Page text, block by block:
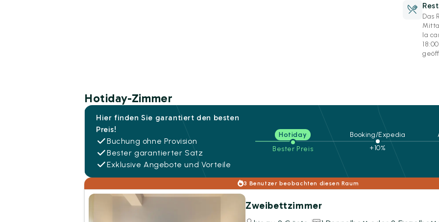
Das
la
Hotiday-Zimmer
Hier finden Sie garantiert den besten
Preis!
Buchung ohne Provision
Bester garantierter Satz
Exklusive Angebote und Vorteile
Hotiday
Bester Preis
Booking/Expedia
+10%
3 Benutzer beobachten diesen Raum
Zweibettzimmer